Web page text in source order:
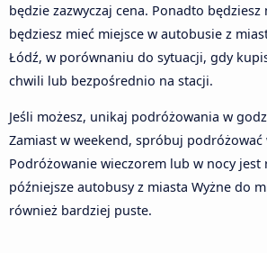
będzie zazwyczaj cena. Ponadto będziesz
będziesz mieć miejsce w autobusie z
Łódź, w porównaniu do sytuacji, gdy
chwili lub bezpośrednio na stacji.
Jeśli możesz, unikaj podróżowania w
Zamiast w weekend, spróbuj
Podróżowanie wieczorem lub w nocy jest
późniejsze autobusy z miasta Wyżne do
również bardziej puste.